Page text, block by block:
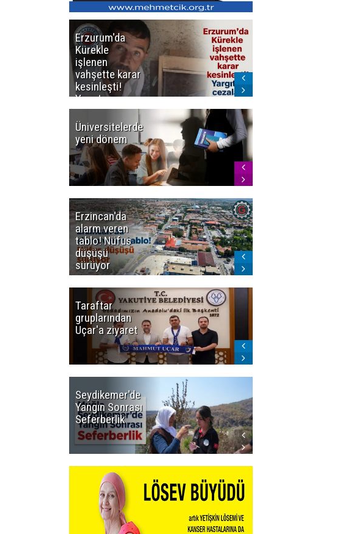
Erzurum'da
Kürekle
işlenen
vahşette karar
kesinleşti!
Yargıtay
cezaları onadı
Üniversitelerde
yeni dönem
Erzincan'da
alarm veren
tablo! Nüfus
düşüşü
sürüyor
Taraftar
gruplarından
Uçar'a ziyaret
Seydikemer'de
Yangın Sonrası
Seferberlik